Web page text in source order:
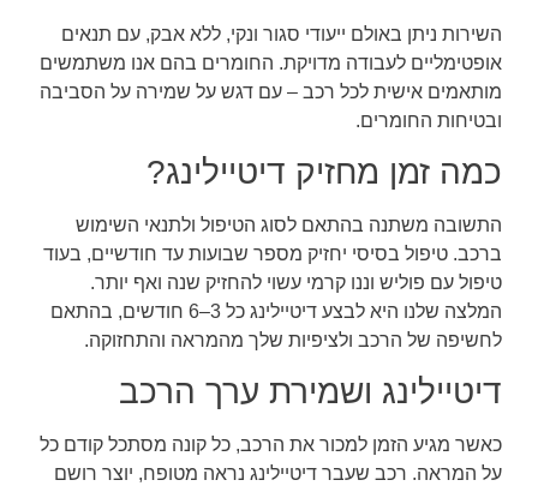
השירות ניתן באולם ייעודי סגור ונקי, ללא אבק, עם תנאים
אופטימליים לעבודה מדויקת. החומרים בהם אנו משתמשים
מותאמים אישית לכל רכב – עם דגש על שמירה על הסביבה
ובטיחות החומרים.
כמה זמן מחזיק דיטיילינג?
התשובה משתנה בהתאם לסוג הטיפול ולתנאי השימוש
ברכב. טיפול בסיסי יחזיק מספר שבועות עד חודשיים, בעוד
טיפול עם פוליש וננו קרמי עשוי להחזיק שנה ואף יותר.
המלצה שלנו היא לבצע דיטיילינג כל 3–6 חודשים, בהתאם
לחשיפה של הרכב ולציפיות שלך מהמראה והתחזוקה.
דיטיילינג ושמירת ערך הרכב
כאשר מגיע הזמן למכור את הרכב, כל קונה מסתכל קודם כל
על המראה. רכב שעבר דיטיילינג נראה מטופח, יוצר רושם